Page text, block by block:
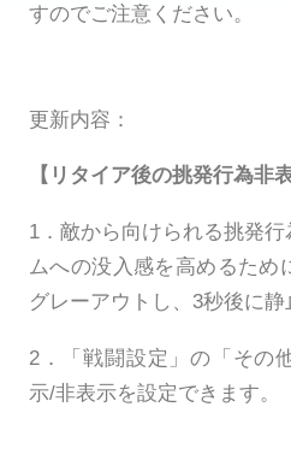
すのでご注意ください。
更新内容：
【リタイア後の挑発行為非表
1．敵から向けられる挑発
ムへの没入感を高めるため
グレーアウトし、3秒後に静
2．「戦闘設定」の「その
示/非表示を設定できます。